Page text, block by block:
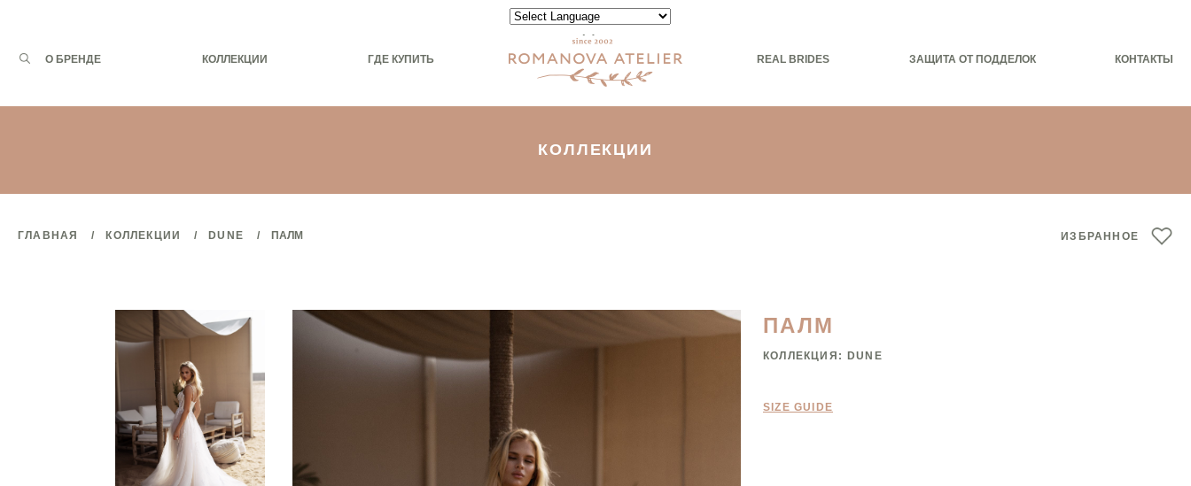
Запрос
О БРЕНДЕ КОЛЛЕКЦИИ ГДЕ КУПИТЬ REAL BRIDES ЗАЩИТА ОТ ПОДДЕЛОК КОНТАКТЫ
Powered by
КОЛЛЕКЦИИ
ГЛАВНАЯ КОЛЛЕКЦИИ DUNE ПАЛМ ИЗБРАННОЕ
ПАЛМ
КОЛЛЕКЦИЯ: DUNE
SIZE GUIDE